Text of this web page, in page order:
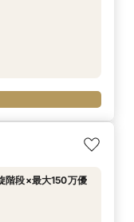
段×最大150万優